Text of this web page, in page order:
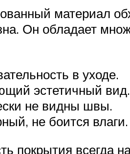
материал
Он обладает
в уходе.
эстетичный вид.
не видны швы.
не боится влаги.
покрытия всегда